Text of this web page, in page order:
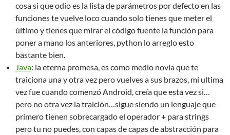
cosa si que odio es la lista de parámetros por defecto en las
funciones te vuelve loco cuando solo tienes que meter el
último y tienes que mirar el código fuente la función para
poner a mano los anteriores, python lo arreglo esto
bastante bien.
Java: la eterna promesa, es como medio novia que te
traiciona una y otra vez pero vuelves a sus brazos, mi ultima
vez fue cuando comenzó Android, creía que esta vez si…
pero no otra vez la traición…sigue siendo un lenguaje que
primero tienen sobrecargado el operador + para strings
pero tu no puedes, con capas de capas de abstracción para